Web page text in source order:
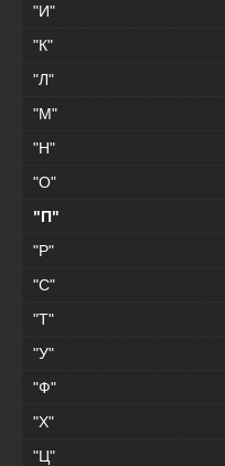
"И"
"К"
"Л"
"М"
"Н"
"О"
"П"
"Р"
"С"
"Т"
"У"
"Ф"
"Х"
"Ц"